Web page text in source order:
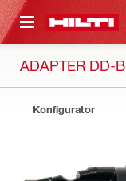
GLAVNI SADRŽAJ
ADAPTER DD-
Konfigurator